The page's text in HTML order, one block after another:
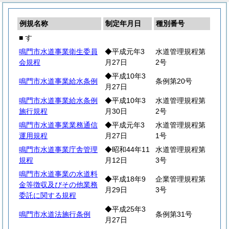
例規名称 制定年月日
種別番号
■ す
鳴門市水道事業衛生委員
会規程
◆平成元年3
月27日
水道管理規程第
2号
鳴門市水道事業給水条例
◆平成10年3
月27日
条例第20号
鳴門市水道事業給水条例
施行規程
◆平成10年3
月30日
水道管理規程第
2号
鳴門市水道事業業務通信
運用規程
◆平成元年3
月27日
水道管理規程第
1号
鳴門市水道事業庁舎管理
規程
◆昭和44年11
月12日
水道管理規程第
3号
鳴門市水道事業の水道料
金等徴収及びその他業務
委託に関する規程
◆平成18年9
月29日
企業管理規程第
3号
鳴門市水道法施行条例
◆平成25年3
月27日
条例第31号